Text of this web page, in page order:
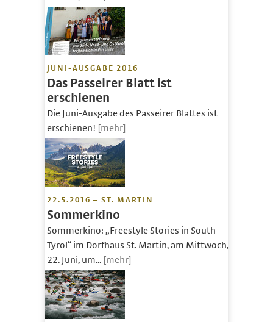
JUNI-AUSGABE 2016
Das Passeirer Blatt ist
erschienen
Die Juni-Ausgabe des Passeirer Blattes ist
erschienen! [mehr]
22.5.2016 – ST. MARTIN
Sommerkino
Sommerkino: „Freestyle Stories in South
Tyrol“ im Dorfhaus St. Martin, am Mittwoch,
22. Juni, um... [mehr]